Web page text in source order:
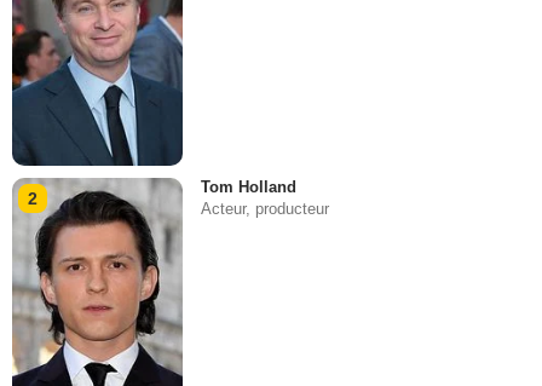
2
Tom Holland
Acteur, producteur